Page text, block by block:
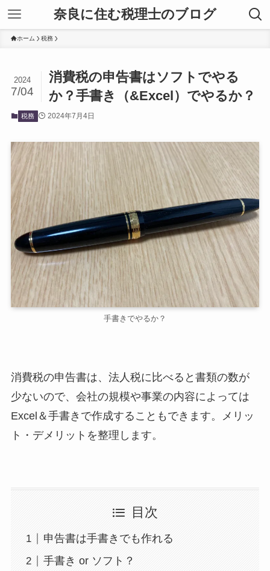
奈良に住む税理士のブログ
ホーム 税務
消費税の申告書はソフトでやる
か？手書き（&Excel）でやるか？
2024
7/04
税務 2024年7月4日
手書きでやるか？
消費税の申告書は、法人税に比べると書類の数が
少ないので、会社の規模や事業の内容によっては
Excel＆手書きで作成することもできます。メリッ
ト・デメリットを整理します。
目次
申告書は手書きでも作れる
手書き or ソフト？